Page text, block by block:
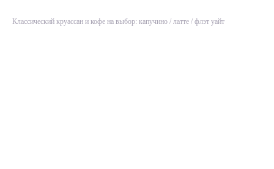
Классический круассан и кофе на выбор: капучино / латте / флэт уайт